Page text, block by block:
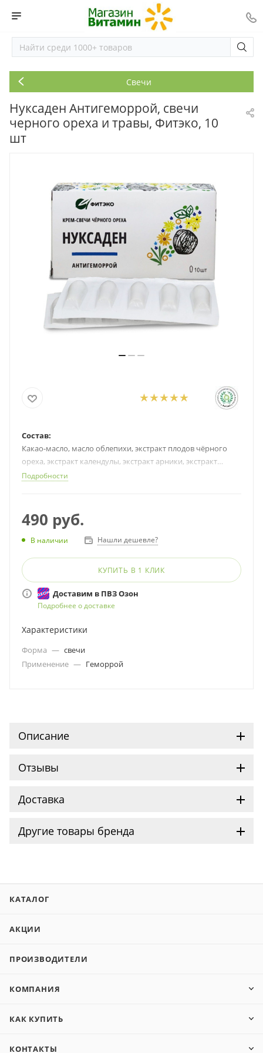
Свечи
Нуксаден Антигеморрой, свечи
черного ореха и травы, Фитэко, 10
шт
Состав:
Какао-масло, масло облепихи, экстракт плодов чёрного
ореха, экстракт календулы, экстракт арники, экстракт
гамамелиса, экстракт тысячелистника.
Подробности
490 руб.
В наличии Нашли дешевле?
КУПИТЬ В 1 КЛИК
Доставим в ПВЗ Озон
Подробнее о доставке
Характеристики
Форма — свечи
Применение — Геморрой
Описание
Отзывы
Доставка
Другие товары бренда
КАТАЛОГ
АКЦИИ
ПРОИЗВОДИТЕЛИ
КОМПАНИЯ
КАК КУПИТЬ
КОНТАКТЫ